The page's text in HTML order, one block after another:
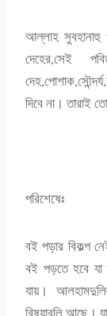
আল্লাহ সুবহানাহু
দেহের,সেই
দিবে না। তারাই
পরিশেষেঃ
বই পড়ার বিকল্প
বই পড়তে হবে যা
যায়।
বিষয়াবলি আছে।